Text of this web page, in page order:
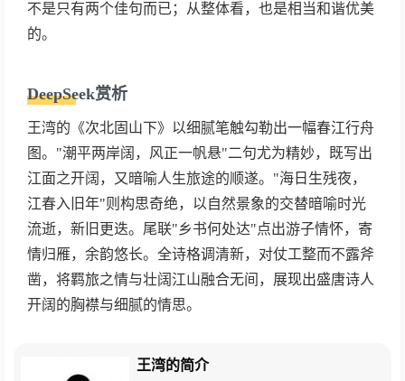
不是只有两个佳句而已；从整体看，也是相当和谐优美
的。
DeepSeek赏析
王湾的《次北固山下》以细腻笔触勾勒出一幅春江行舟
图。"潮平两岸阔，风正一帆悬"二句尤为精妙，既写出
江面之开阔，又暗喻人生旅途的顺遂。"海日生残夜，
江春入旧年"则构思奇绝，以自然景象的交替暗喻时光
流逝，新旧更迭。尾联"乡书何处达"点出游子情怀，寄
情归雁，余韵悠长。全诗格调清新，对仗工整而不露斧
凿，将羁旅之情与壮阔江山融合无间，展现出盛唐诗人
开阔的胸襟与细腻的情思。
王湾的简介